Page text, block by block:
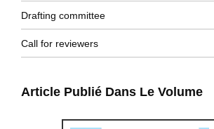
Drafting committee
Call for reviewers
Article Publié Dans Le Volume